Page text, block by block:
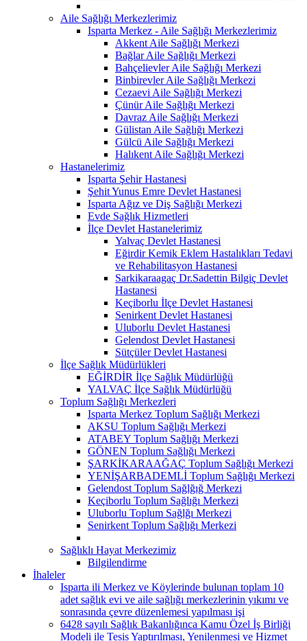
Aile Sağlığı Merkezlerimiz
Isparta Merkez - Aile Sağlığı Merkezlerimiz
Akkent Aile Sağlığı Merkezi
Bağlar Aile Sağlığı Merkezi
Bahçelievler Aile Sağlığı Merkezi
Binbirevler Aile Sağlığı Merkezi
Cezaevi Aile Sağlığı Merkezi
Çünür Aile Sağlığı Merkezi
Davraz Aile Sağlığı Merkezi
Gülistan Aile Sağlığı Merkezi
Gülcü Aile Sağlığı Merkezi
Halıkent Aile Sağlığı Merkezi
Hastanelerimiz
Isparta Şehir Hastanesi
Şehit Yunus Emre Devlet Hastanesi
Isparta Ağız ve Diş Sağlığı Merkezi
Evde Sağlık Hizmetleri
İlçe Devlet Hastanelerimiz
Yalvaç Devlet Hastanesi
Eğirdir Kemik Eklem Hastalıkları Tedavi
ve Rehabilitasyon Hastanesi
Sarkikaraagaç Dr.Sadettin Bilgiç Devlet
Hastanesi
Keçiborlu İlçe Devlet Hastanesi
Senirkent Devlet Hastanesi
Uluborlu Devlet Hastanesi
Gelendost Devlet Hastanesi
Sütçüler Devlet Hastanesi
İlçe Sağlık Müdürlükleri
EĞİRDİR İlçe Sağlık Müdürlüğü
YALVAÇ İlçe Sağlık Müdürlüğü
Toplum Sağlığı Merkezleri
Isparta Merkez Toplum Sağlığı Merkezi
AKSU Toplum Sağlığı Merkezi
ATABEY Toplum Sağlığı Merkezi
GÖNEN Toplum Sağlığı Merkezi
ŞARKİKARAAĞAÇ Toplum Sağlığı Merkezi
YENİŞARBADEMLİ Toplum Sağlığı Merkezi
Gelendost Toplum Sağlğığ Merkezi
Keçiborlu Toplum Sağlığı Merkezi
Uluborlu Toplum Sağlğı Merkezi
Senirkent Toplum Sağlığı Merkezi
Sağlıklı Hayat Merkezimiz
Bilgilendirme
İhaleler
Isparta ili Merkez ve Köylerinde bulunan toplam 10
adet sağlık evi ve aile sağlığı merkezlerinin yıkımı ve
sonrasında çevre düzenlemesi yapılması işi
6428 sayılı Sağlık Bakanlığınca Kamu Özel İş Birliği
Modeli ile Tesis Yaptırılması, Yenilenmesi ve Hizmet